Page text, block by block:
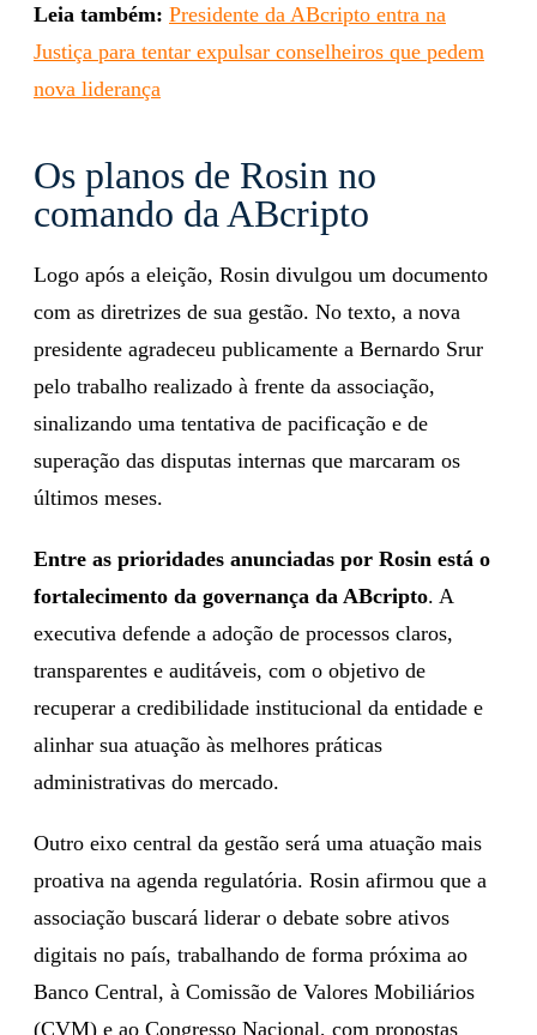
Leia também: Presidente da ABcripto entra na
Justiça para tentar expulsar conselheiros que pedem
nova liderança
Os planos de Rosin no
comando da ABcripto
Logo após a eleição, Rosin divulgou um documento
com as diretrizes de sua gestão. No texto, a nova
presidente agradeceu publicamente a Bernardo Srur
pelo trabalho realizado à frente da associação,
sinalizando uma tentativa de pacificação e de
superação das disputas internas que marcaram os
últimos meses.
Entre as prioridades anunciadas por Rosin está o
fortalecimento da governança da ABcripto. A
executiva defende a adoção de processos claros,
transparentes e auditáveis, com o objetivo de
recuperar a credibilidade institucional da entidade e
alinhar sua atuação às melhores práticas
administrativas do mercado.
Outro eixo central da gestão será uma atuação mais
proativa na agenda regulatória. Rosin afirmou que a
associação buscará liderar o debate sobre ativos
digitais no país, trabalhando de forma próxima ao
Banco Central, à Comissão de Valores Mobiliários
(CVM) e ao Congresso Nacional, com propostas